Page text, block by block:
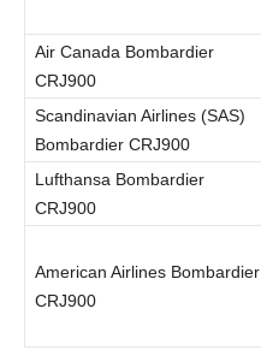
Air Canada Bombardier
CRJ900
Scandinavian Airlines (SAS)
Bombardier CRJ900
Lufthansa Bombardier
CRJ900
American Airlines Bombardier
CRJ900